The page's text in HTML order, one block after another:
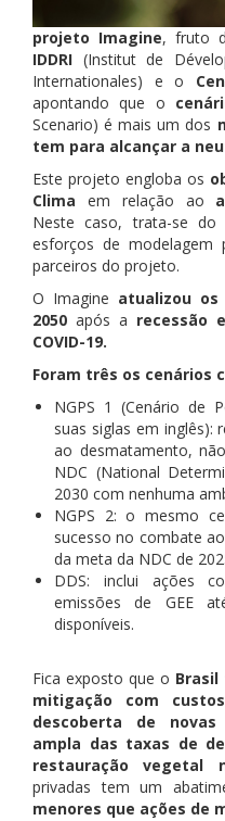
projeto Imagine, fruto
IDDRI (Institut de
Internationales) e o
apontando que o
Scenario) é mais um dos
tem para alcançar a
Este projeto engloba os
Clima em relação ao
Neste caso, trata-se do
esforços de modelagem
parceiros do projeto.
O Imagine atualizou os
2050 após a recessão
COVID-19.
Foram três os cenários
NGPS 1 (Cenário de
suas siglas em inglês):
ao desmatamento,
NDC (National
2030 com nenhuma
NGPS 2: o mesmo
sucesso no combate
da meta da NDC de
DDS: inclui ações
emissões de GEE
disponíveis.
Fica exposto que o
mitigação com
descoberta de novas
ampla das taxas de
restauração vegetal
privadas tem um
menores que ações de